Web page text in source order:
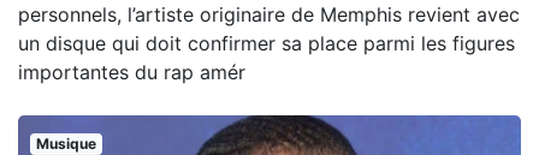
personnels, l’artiste originaire de Memphis revient avec
un disque qui doit confirmer sa place parmi les figures
importantes du rap amér
Musique